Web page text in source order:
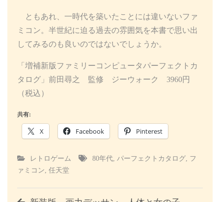
ともあれ、一時代を築いたことには違いないファ
ミコン。半世紀に迫る過去の雰囲気を本書で思い出
してみるのも良いのではないでしょうか。
「増補新版ファミリーコンピュータパーフェクトカ
タログ」前田尋之 監修 ジーウォーク 3960円
（税込）
共有:
X Facebook Pinterest
レトロゲーム 80年代, パーフェクトカタログ, フ
ァミコン, 任天堂
投